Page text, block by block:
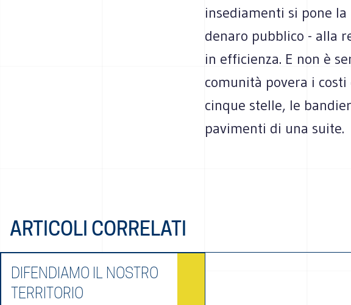
insediamenti si pone
denaro pubblico - alla
in efficienza. E non è
comunità povera i
cinque stelle, le
pavimenti di una suite.
ARTICOLI CORRELATI
DIFENDIAMO IL NOSTRO
TERRITORIO